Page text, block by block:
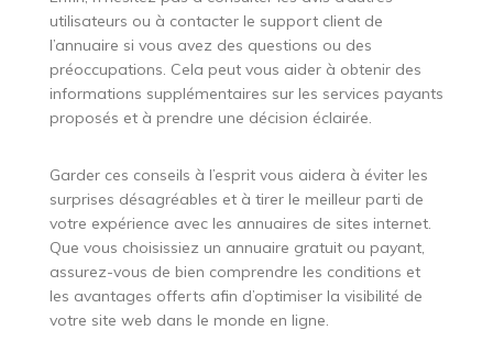
utilisateurs ou à contacter le support client de
l’annuaire si vous avez des questions ou des
préoccupations. Cela peut vous aider à obtenir des
informations supplémentaires sur les services payants
proposés et à prendre une décision éclairée.
Garder ces conseils à l’esprit vous aidera à éviter les
surprises désagréables et à tirer le meilleur parti de
votre expérience avec les annuaires de sites internet.
Que vous choisissiez un annuaire gratuit ou payant,
assurez-vous de bien comprendre les conditions et
les avantages offerts afin d’optimiser la visibilité de
votre site web dans le monde en ligne.